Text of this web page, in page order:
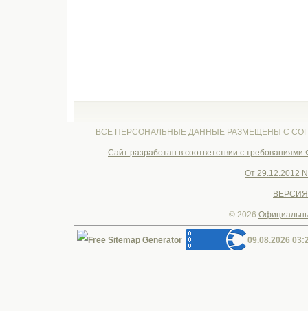
ВСЕ ПЕРСОНАЛЬНЫЕ ДАННЫЕ РАЗМЕЩЕНЫ С
Cайт разработан в соответствии с
От 29.12.2012
© 2026
09.08.2026